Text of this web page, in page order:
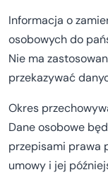
Informacja o
osobowych do
Nie ma
przekazywać
Okres
Dane osobowe
przepisami prawa
umowy i jej